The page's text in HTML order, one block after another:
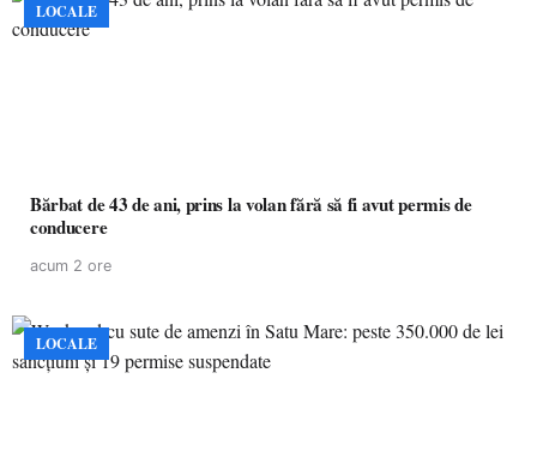
LOCALE
Bărbat de 43 de ani, prins la volan fără să fi avut permis de
conducere
acum 2 ore
LOCALE